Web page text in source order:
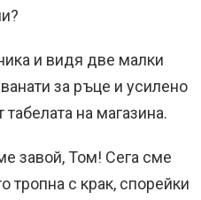
и видя две малки
за ръце и усилено
на магазина.
завой, Том! Сега сме
тропна с крак, спорейки